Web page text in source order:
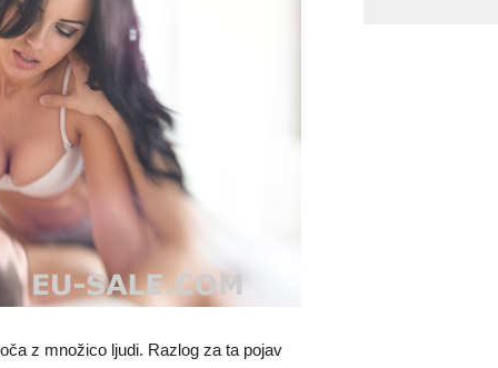
z množico ljudi. Razlog za ta pojav